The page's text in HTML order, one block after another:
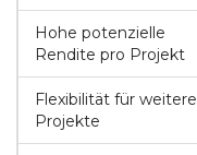
Hohe potenzielle
Rendite pro Projekt
Flexibilität für weitere
Projekte